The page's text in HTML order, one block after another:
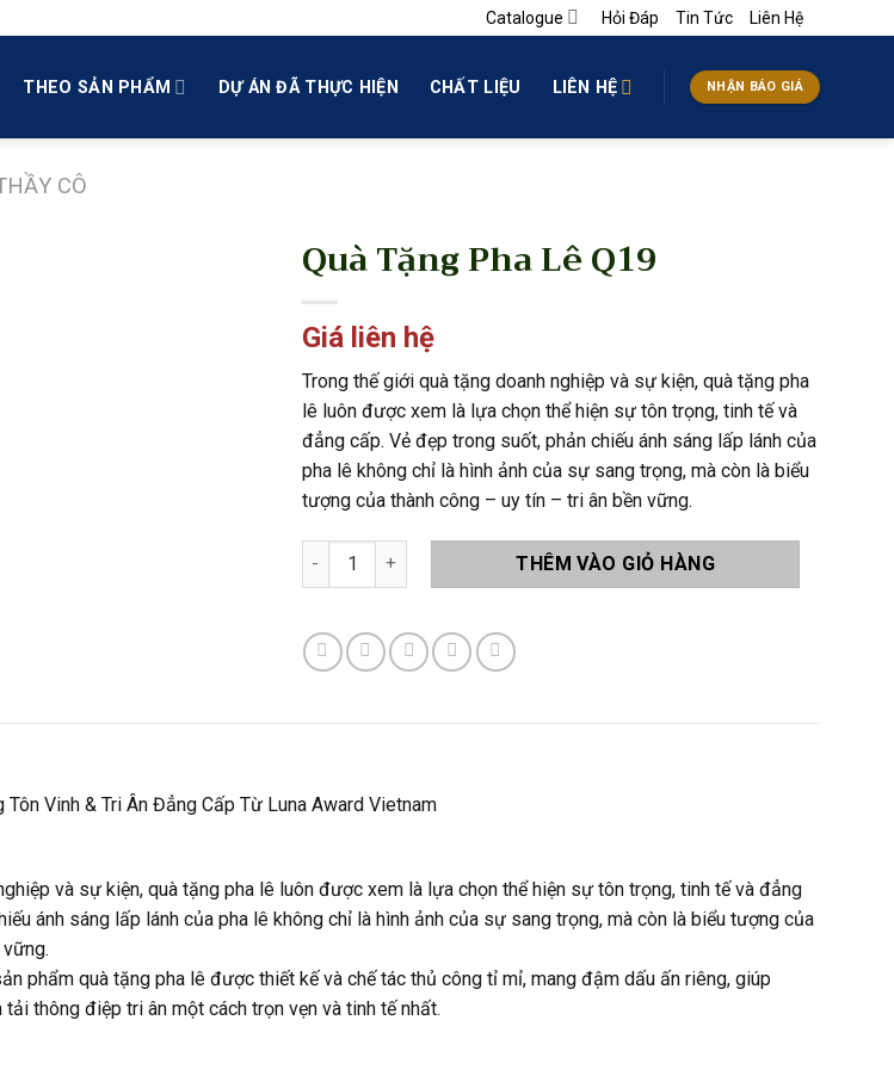
Catalogue Hỏi Đáp Tin Tức Liên Hệ
THEO SẢN PHẨM DỰ ÁN ĐÃ THỰC HIỆN CHẤT LIỆU LIÊN HỆ NHẬN BÁO GIÁ
CÔ
Quà Tặng Pha Lê Q19
Giá liên hệ
Trong thế giới quà tặng doanh nghiệp và sự kiện, quà tặng pha
lê luôn được xem là lựa chọn thể hiện sự tôn trọng, tinh tế và
đẳng cấp. Vẻ đẹp trong suốt, phản chiếu ánh sáng lấp lánh của
pha lê không chỉ là hình ảnh của sự sang trọng, mà còn là biểu
tượng của thành công – uy tín – tri ân bền vững.
Quà Tặng Pha Lê Q19 số lượngTHÊM VÀO GIỎ HÀNG
Vinh & Tri Ân Đẳng Cấp Từ Luna Award Vietnam
và sự kiện, quà tặng pha lê luôn được xem là lựa chọn thể hiện sự tôn trọng, tinh tế và đẳng
ánh sáng lấp lánh của pha lê không chỉ là hình ảnh của sự sang trọng, mà còn là biểu tượng của
phẩm quà tặng pha lê được thiết kế và chế tác thủ công tỉ mỉ, mang đậm dấu ấn riêng, giúp
tải thông điệp tri ân một cách trọn vẹn và tinh tế nhất.